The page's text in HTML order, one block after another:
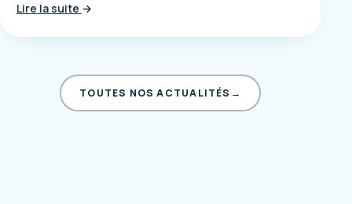
Lire la suite →
TOUTES NOS ACTUALITÉS →